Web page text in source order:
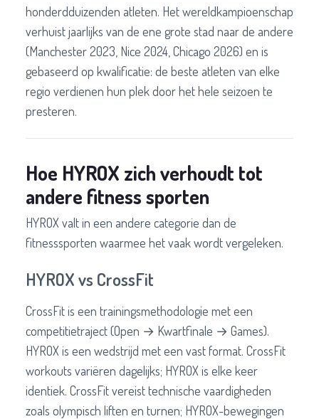
honderdduizenden atleten. Het wereldkampioenschap
verhuist jaarlijks van de ene grote stad naar de andere
(Manchester 2023, Nice 2024, Chicago 2026) en is
gebaseerd op kwalificatie: de beste atleten van elke
regio verdienen hun plek door het hele seizoen te
presteren.
Hoe HYROX zich verhoudt tot
andere fitness sporten
HYROX valt in een andere categorie dan de
fitnesssporten waarmee het vaak wordt vergeleken.
HYROX vs CrossFit
CrossFit is een trainingsmethodologie met een
competitietraject (Open → Kwartfinale → Games).
HYROX is een wedstrijd met een vast format. CrossFit
workouts variëren dagelijks; HYROX is elke keer
identiek. CrossFit vereist technische vaardigheden
zoals olympisch liften en turnen; HYROX-bewegingen